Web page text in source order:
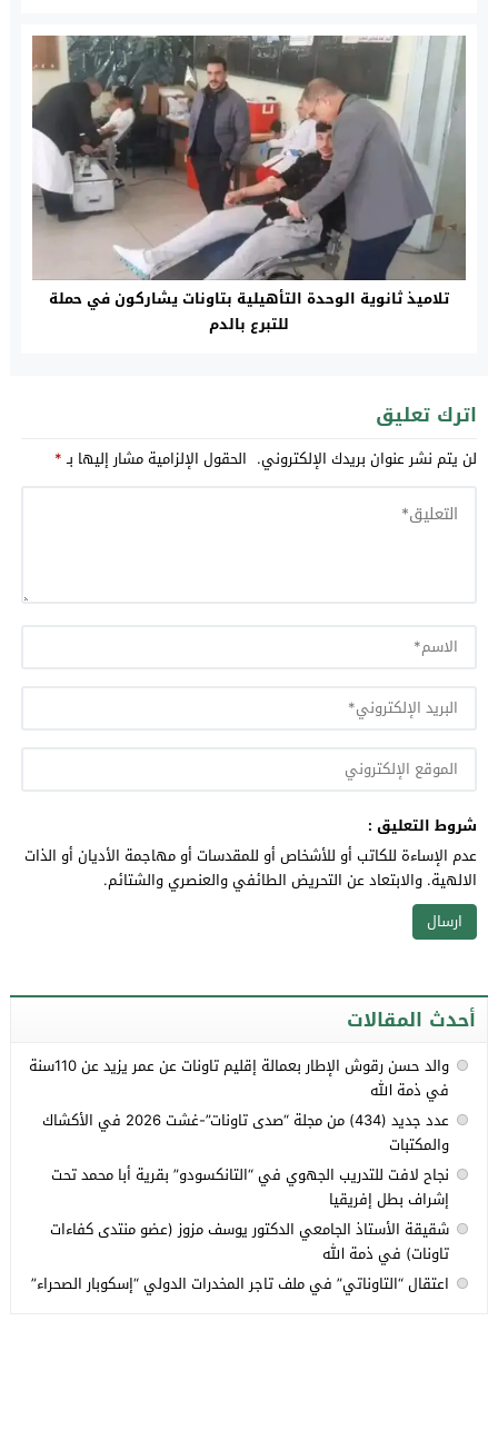
تلاميذ ثانوية الوحدة التأهيلية بتاونات يشاركون في حملة
للتبرع بالدم‎
اترك تعليق
لن يتم نشر عنوان بريدك الإلكتروني. الحقول الإلزامية مشار إليها بـ*
شروط التعليق :
عدم الإساءة للكاتب أو للأشخاص أو للمقدسات أو مهاجمة الأديان أو الذات
الالهية. والابتعاد عن التحريض الطائفي والعنصري والشتائم.
أحدث المقالات
والد حسن رقوش الإطار بعمالة إقليم تاونات عن عمر يزيد عن 110سنة
في ذمة الله
عدد جديد (434) من مجلة “صدى تاونات”-غشت 2026 في الأكشاك
والمكتبات
نجاح لافت للتدريب الجهوي في “التانكسودو” بقرية أبا محمد تحت
إشراف بطل إفريقيا
شقيقة الأستاذ الجامعي الدكتور يوسف مزوز (عضو منتدى كفاءات
تاونات) في ذمة الله
اعتقال “التاوناتي” في ملف تاجر المخدرات الدولي “إسكوبار الصحراء”